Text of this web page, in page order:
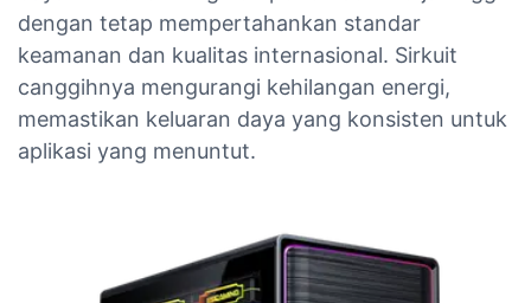
dengan tetap mempertahankan standar
keamanan dan kualitas internasional. Sirkuit
canggihnya mengurangi kehilangan energi,
memastikan keluaran daya yang konsisten untuk
aplikasi yang menuntut.